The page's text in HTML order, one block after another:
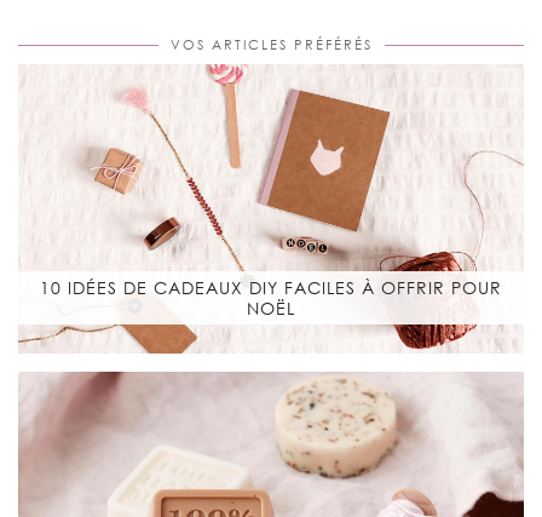
VOS ARTICLES PRÉFÉRÉS
10 IDÉES DE CADEAUX DIY FACILES À OFFRIR POUR
NOËL